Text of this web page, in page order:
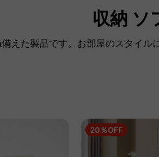
収納 ソ
えた製品です。お部屋のスタイ
20％OFF